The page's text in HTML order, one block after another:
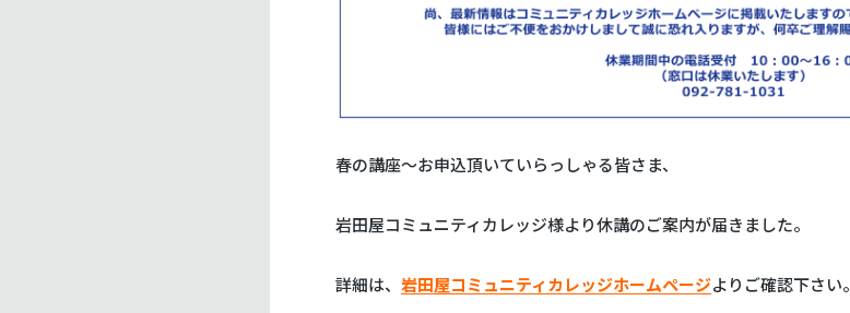
春の講座〜お申込頂いていらっしゃる皆さま、
岩田屋コミュニティカレッジ様より休講のご案内が届きました。
詳細は、 岩田屋コミュニティカレッジホームページよりご確認下さい。